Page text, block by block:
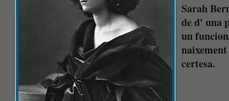
Sarah
de d' una
un
certesa.